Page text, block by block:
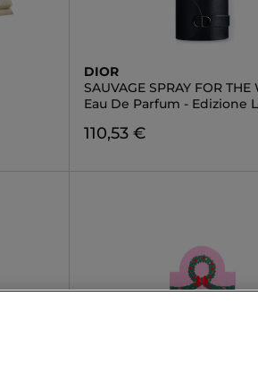
DIOR
SAUVAGE SPRAY FOR THE
Eau De Parfum - Edizione
110,53 €